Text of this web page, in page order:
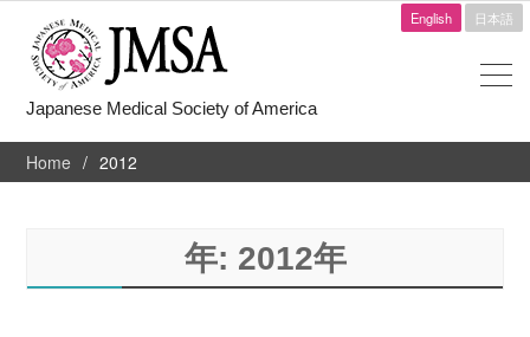
English 日本語
Japanese Medical Society of America
Home 2012
年: 2012年